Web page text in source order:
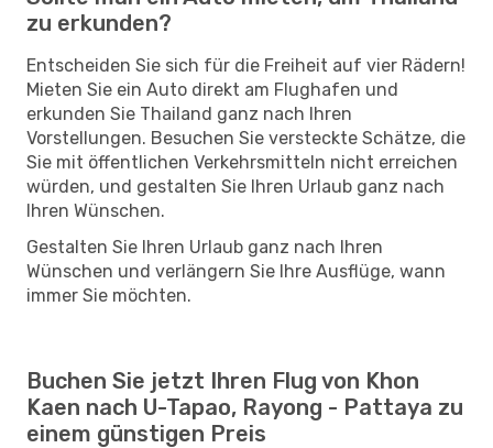
zu erkunden?
Entscheiden Sie sich für die Freiheit auf vier Rädern!
Mieten Sie ein Auto direkt am Flughafen und
erkunden Sie Thailand ganz nach Ihren
Vorstellungen. Besuchen Sie versteckte Schätze, die
Sie mit öffentlichen Verkehrsmitteln nicht erreichen
würden, und gestalten Sie Ihren Urlaub ganz nach
Ihren Wünschen.
Gestalten Sie Ihren Urlaub ganz nach Ihren
Wünschen und verlängern Sie Ihre Ausflüge, wann
immer Sie möchten.
Buchen Sie jetzt Ihren Flug von Khon
Kaen nach U-Tapao, Rayong - Pattaya zu
einem günstigen Preis